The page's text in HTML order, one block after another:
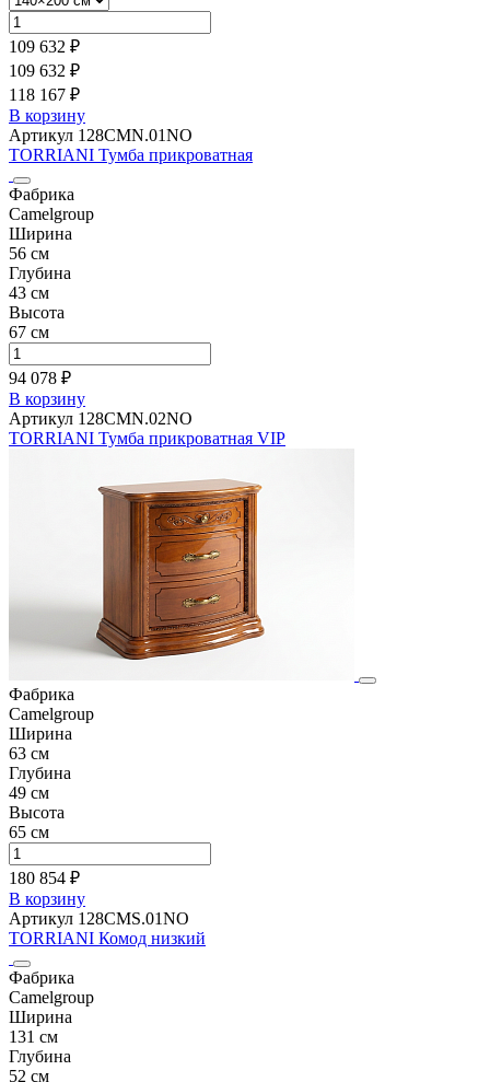
109 632 ₽
109 632 ₽
118 167 ₽
В корзину
Артикул 128CMN.01NO
TORRIANI Тумба прикроватная
Фабрика
Camelgroup
Ширина
56 см
Глубина
43 см
Высота
67 см
94 078 ₽
В корзину
Артикул 128CMN.02NO
TORRIANI Тумба прикроватная VIP
Фабрика
Camelgroup
Ширина
63 см
Глубина
49 см
Высота
65 см
180 854 ₽
В корзину
Артикул 128CMS.01NO
TORRIANI Комод низкий
Фабрика
Camelgroup
Ширина
131 см
Глубина
52 см